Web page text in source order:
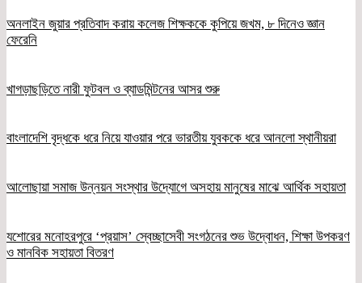
অনলাইন জুয়ার প্রতিবাদ করায় কলেজ শিক্ষককে কুপিয়ে জখম, ৮ দিনেও জ্ঞান
ফেরেনি
খাগড়াছড়িতে নারী ফুটবল ও ব্যাডমিন্টনের আসর শুরু
বাংলাদেশি বৃদ্ধকে ধরে নিয়ে যাওয়ার পরে ভারতীয় যুবককে ধরে আনলো স্থানীয়রা
আলোছায়া সমাজ উন্নয়ন সংস্থার উদ্যোগে অসহায় মানুষের মাঝে আর্থিক সহায়তা
যশোরের মনোহরপুরে ‘প্রয়াস’ স্বেচ্ছাসেবী সংগঠনের শুভ উদ্বোধন, শিক্ষা উপকরণ
ও মানবিক সহায়তা বিতরণ